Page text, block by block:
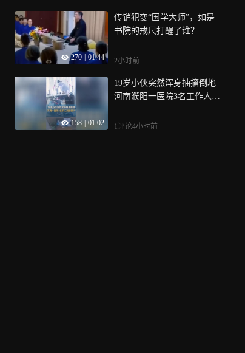
270 01:44
传销犯变“国学大师”，如是
书院的戒尺打醒了谁？
2小时前
158 01:02
19岁小伙突然浑身抽搐倒地
河南濮阳一医院3名工作人员
1评论4小时前